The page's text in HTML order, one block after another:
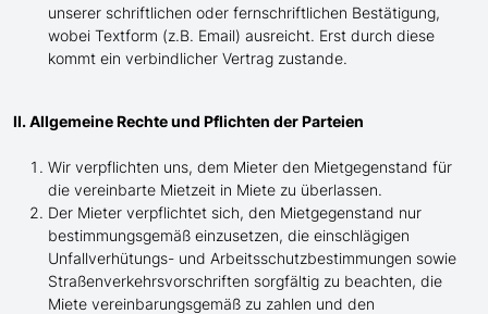
unserer schriftlichen oder fernschriftlichen Bestätigung,
wobei Textform (z.B. Email) ausreicht. Erst durch diese
kommt ein verbindlicher Vertrag zustande.
II. Allgemeine Rechte und Pflichten der Parteien
Wir verpflichten uns, dem Mieter den Mietgegenstand für
die vereinbarte Mietzeit in Miete zu überlassen.
Der Mieter verpflichtet sich, den Mietgegenstand nur
bestimmungsgemäß einzusetzen, die einschlägigen
Unfallverhütungs- und Arbeitsschutzbestimmungen sowie
Straßenverkehrsvorschriften sorgfältig zu beachten, die
Miete vereinbarungsgemäß zu zahlen und den